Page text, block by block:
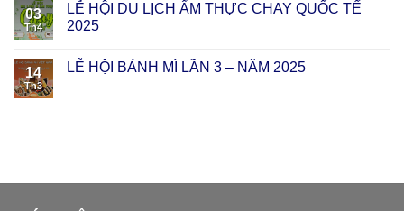
03
Th4
LỄ HỘI DU LỊCH ẨM THỰC CHAY QUỐC TẾ
2025
14
Th3
LỄ HỘI BÁNH MÌ LẦN 3 – NĂM 2025